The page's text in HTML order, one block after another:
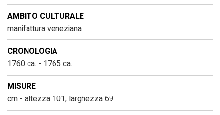
AMBITO CULTURALE
manifattura veneziana
CRONOLOGIA
1760 ca. - 1765 ca.
MISURE
cm - altezza 101, larghezza 69